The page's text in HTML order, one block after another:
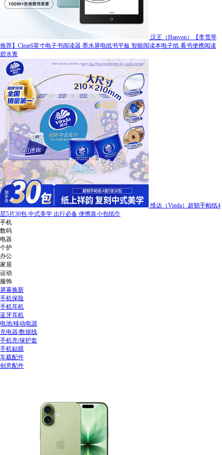
汉王（Hanvon）【李雪琴
推荐】Clear6英寸电子书阅读器 墨水屏电纸书平板 智能阅读本电子纸 看书便携阅读
碧水青
维达（Vinda）超韧手帕纸4
层5片30包 中式美学 出行必备 便携装小包纸巾
手机
数码
电器
个护
办公
家居
运动
服饰
屏幕换新
手机保险
手机耳机
蓝牙耳机
电池/移动电源
充电器/数据线
手机壳/保护套
手机贴膜
车载配件
创意配件